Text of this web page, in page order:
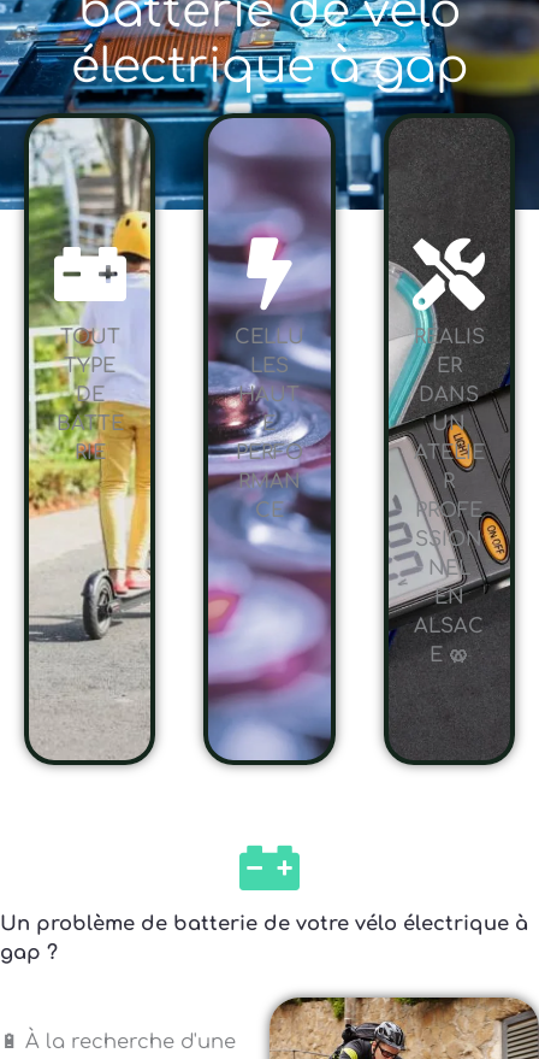
batterie de vélo
électrique à gap
TOUT
TYPE
DE
BATTE
RIE
CELLU
LES
HAUT
E
PERFO
RMAN
CE
RÉALIS
ER
DANS
UN
ATELIE
R
PROFE
SSION
NEL
EN
ALSAC
E 🥨
Un problème de batterie de votre vélo électrique à
gap ?
🔋 À la recherche d'une